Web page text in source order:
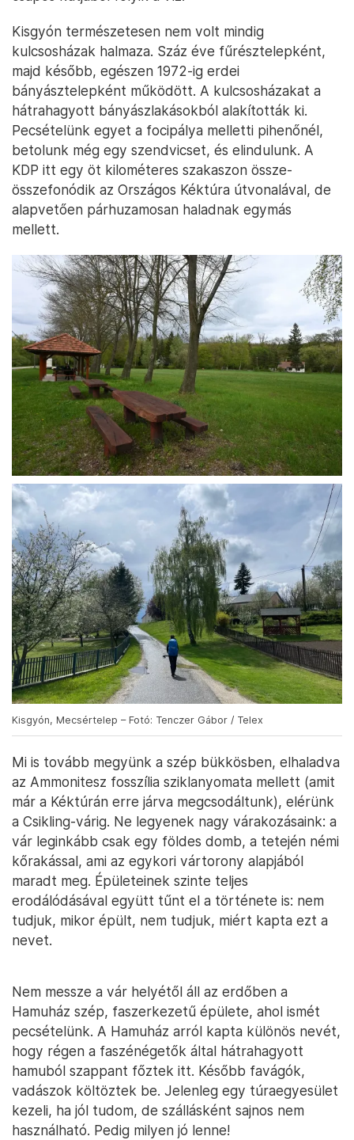
Kisgyón természetesen nem volt mindig
kulcsosházak halmaza. Száz éve fűrésztelepként,
majd később, egészen 1972-ig erdei
bányásztelepként működött. A kulcsosházakat a
hátrahagyott bányászlakásokból alakították ki.
Pecsételünk egyet a focipálya melletti pihenőnél,
betolunk még egy szendvicset, és elindulunk. A
KDP itt egy öt kilométeres szakaszon össze-
összefonódik az Országos Kéktúra útvonalával, de
alapvetően párhuzamosan haladnak egymás
mellett.
Kisgyón, Mecsértelep – Fotó: Tenczer Gábor / Telex
Mi is tovább megyünk a szép bükkösben, elhaladva
az Ammonitesz fosszília sziklanyomata mellett (amit
már a Kéktúrán erre járva megcsodáltunk), elérünk
a Csikling-várig. Ne legyenek nagy várakozásaink: a
vár leginkább csak egy földes domb, a tetején némi
kőrakással, ami az egykori vártorony alapjából
maradt meg. Épületeinek szinte teljes
erodálódásával együtt tűnt el a története is: nem
tudjuk, mikor épült, nem tudjuk, miért kapta ezt a
nevet.
Nem messze a vár helyétől áll az erdőben a
Hamuház szép, faszerkezetű épülete, ahol ismét
pecsételünk. A Hamuház arról kapta különös nevét,
hogy régen a faszénégetők által hátrahagyott
hamuból szappant főztek itt. Később favágók,
vadászok költöztek be. Jelenleg egy túraegyesület
kezeli, ha jól tudom, de szállásként sajnos nem
használható. Pedig milyen jó lenne!